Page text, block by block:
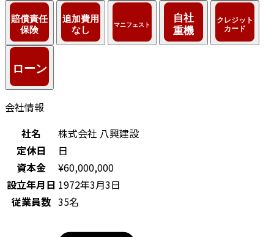
会社情報
社名
株式会社 八興建設
定休日
日
資本金
¥60,000,000
設立年月日 1972年3月3日
従業員数 35名